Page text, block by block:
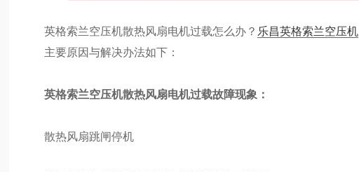
英格索兰空压机散热风扇电机过载怎么办？ 乐昌英格索兰空压机
主要原因与解决办法如下：
英格索兰空压机散热风扇电机过载故障现象：
散热风扇跳闸停机